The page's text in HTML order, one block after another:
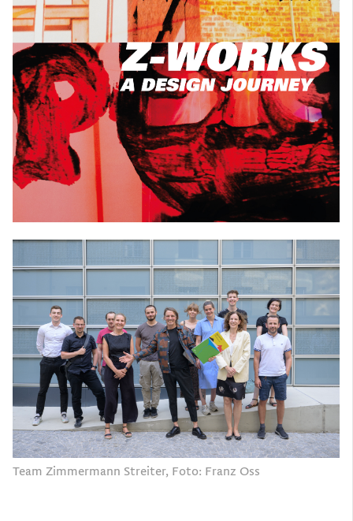
Team Zimmermann Streiter, Foto: Franz Oss